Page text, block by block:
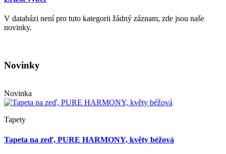
V databázi není pro tuto kategorii žádný záznam, zde jsou naše
novinky.
Novinky
Novinka
Tapety
Tapeta na zeď, PURE HARMONY, květy béžová